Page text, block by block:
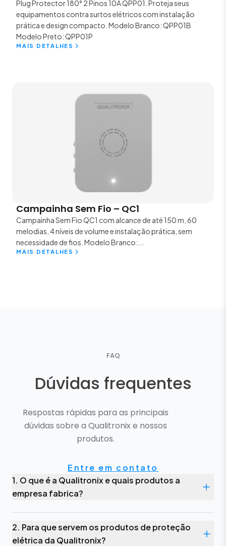
Plug Protector 180° 2 Pinos 10A QPP01. Proteja seus
equipamentos contra surtos elétricos com instalação
prática e design compacto. Modelo Branco: QPP01B
Modelo Preto: QPP01P
MAIS DETALHES
Campainha Sem Fio – QC1
Campainha Sem Fio QC1 com alcance de até 150 m, 60
melodias, 4 níveis de volume e instalação prática, sem
necessidade de fios. Modelo Branco:...
MAIS DETALHES
FAQ
Dúvidas frequentes
Respostas rápidas para as principais
dúvidas sobre a Qualitronix e nossos
produtos.
Entre em contato
1. O que é a Qualitronix e quais produtos a
empresa fabrica?
2. Para que servem os produtos de proteção
elétrica da Qualitronix?